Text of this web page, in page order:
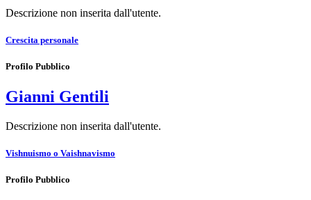
Descrizione non inserita dall'utente.
Crescita personale
Profilo Pubblico
Gianni Gentili
Descrizione non inserita dall'utente.
Vishnuismo o Vaishnavismo
Profilo Pubblico